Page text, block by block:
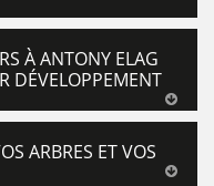
À ANTONY ELAG
DÉVELOPPEMENT
ARBRES ET VOS